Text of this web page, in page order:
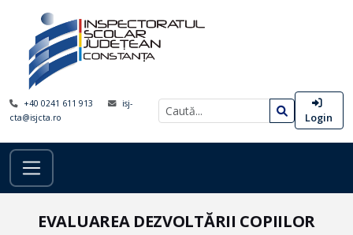
+40 0241 611 913
isj-
cta@isjcta.ro
Login
EVALUAREA DEZVOLTĂRII COPIILOR